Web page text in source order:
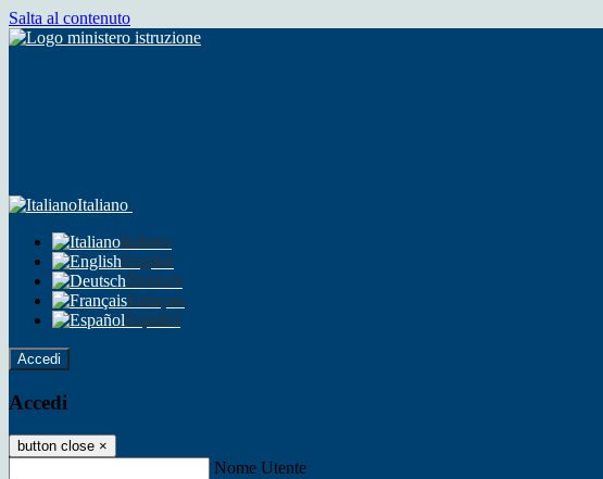
Salta al contenuto
Italiano
Italiano
English
Deutsch
Français
Español
Accedi
Accedi
button close ×
Nome Utente